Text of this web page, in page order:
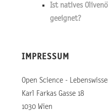
Ist natives
geeignet?
IMPRESSUM
Open Science -
Karl Farkas Gasse 18
1030 Wien